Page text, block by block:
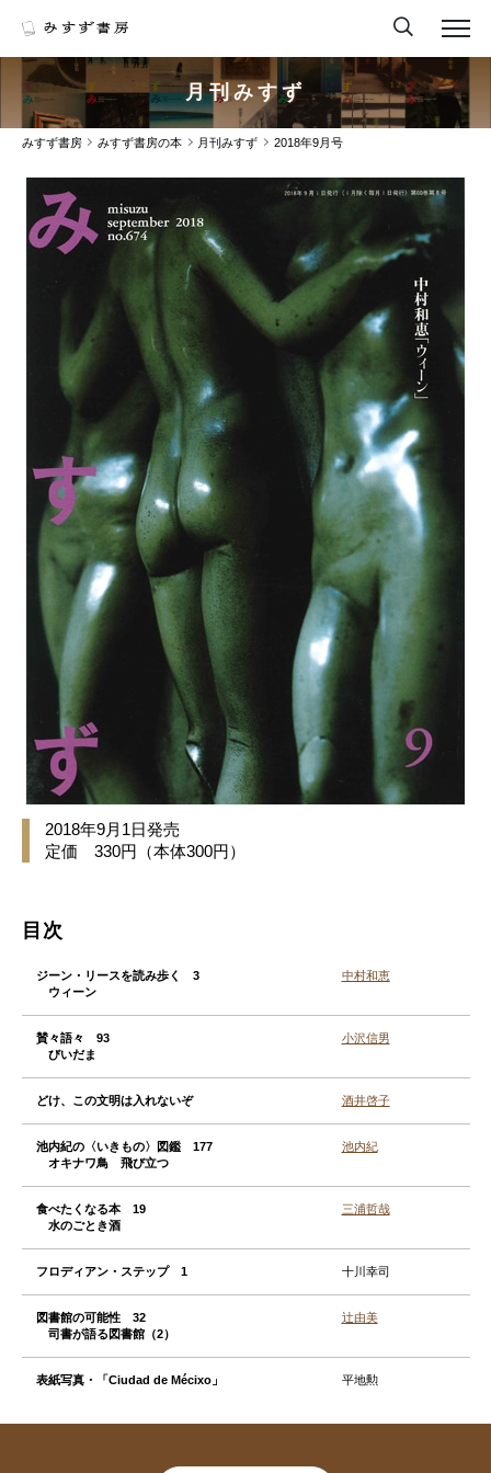
月刊みすず
みすず書房 みすず書房の本 月刊みすず 2018年9月号
2018年9月1日発売
定価 330円（本体300円）
目次
ジーン・リースを読み歩く 3
ウィーン
中村和恵
賛々語々 93
びいだま
小沢信男
どけ、この文明は入れないぞ 酒井啓子
池内紀の〈いきもの〉図鑑 177
オキナワ鳥 飛び立つ
池内紀
食べたくなる本 19
水のごとき酒
三浦哲哉
フロディアン・ステップ 1 十川幸司
図書館の可能性 32
司書が語る図書館（2）
辻由美
表紙写真・「Ciudad de Mécixo」 平地勲